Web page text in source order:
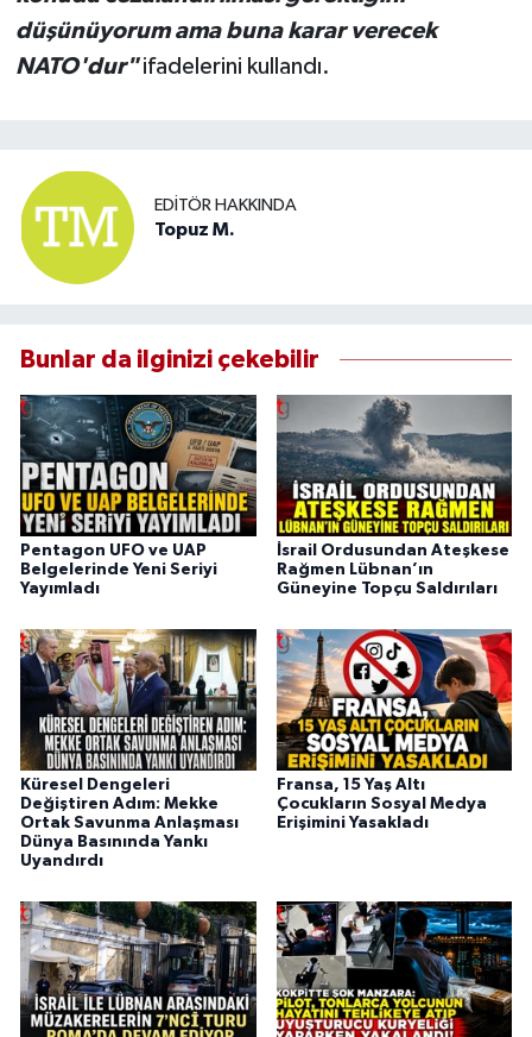
düşünüyorum ama buna karar verecek
NATO'dur"ifadelerini kullandı.
EDITÖR HAKKINDA
Topuz M.
Bunlar da ilginizi çekebilir
Pentagon UFO ve UAP
Belgelerinde Yeni Seriyi
Yayımladı
İsrail Ordusundan Ateşkese
Rağmen Lübnan’ın
Güneyine Topçu Saldırıları
Küresel Dengeleri
Değiştiren Adım: Mekke
Ortak Savunma Anlaşması
Dünya Basınında Yankı
Uyandırdı
Fransa, 15 Yaş Altı
Çocukların Sosyal Medya
Erişimini Yasakladı